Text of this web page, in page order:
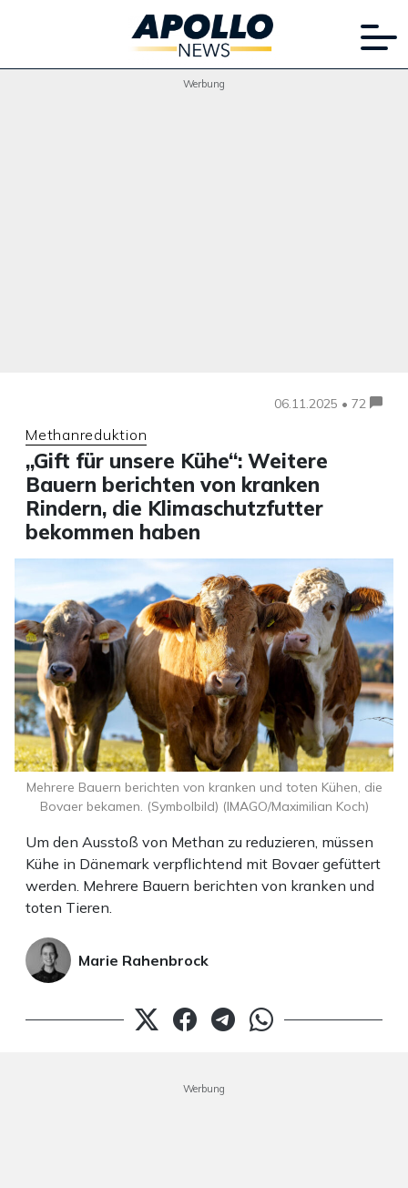
Werbung
06.11.2025 • 72
Methanreduktion
„Gift für unsere Kühe“: Weitere
Bauern berichten von kranken
Rindern, die Klimaschutzfutter
bekommen haben
Um den Ausstoß von Methan zu reduzieren, müssen
Kühe in Dänemark verpflichtend mit Bovaer gefüttert
werden. Mehrere Bauern berichten von kranken und
toten Tieren.
Marie Rahenbrock
Mehrere Bauern berichten von kranken und toten Kühen, die
Bovaer bekamen. (Symbolbild) (IMAGO/Maximilian Koch)
Werbung